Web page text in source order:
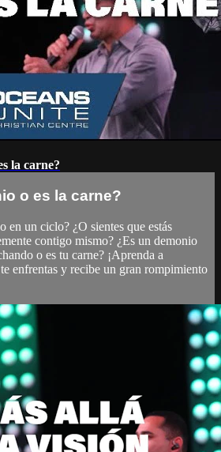
la carne?
o es la carne?
en un ciclo? ¿O sientes que estás
contigo mismo? ¿Es un demonio
o es tu carne? ¡Aprenda a
enfrentas y recibe un gran rompimiento